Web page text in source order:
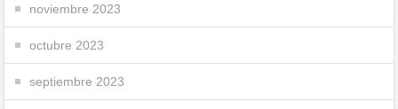
noviembre 2023
octubre 2023
septiembre 2023